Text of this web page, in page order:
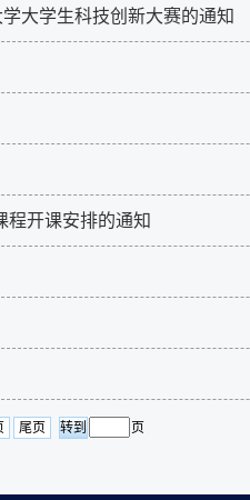
大学生科技创新大赛的通知
程开课安排的通知
尾页 页